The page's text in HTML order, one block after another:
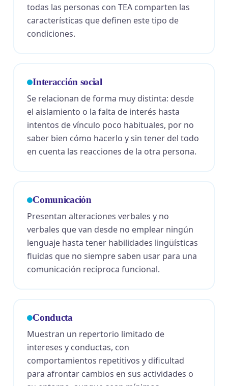
todas las personas con TEA comparten las
características que definen este tipo de
condiciones.
Interacción social
Se relacionan de forma muy distinta: desde
el aislamiento o la falta de interés hasta
intentos de vínculo poco habituales, por no
saber bien cómo hacerlo y sin tener del todo
en cuenta las reacciones de la otra persona.
Comunicación
Presentan alteraciones verbales y no
verbales que van desde no emplear ningún
lenguaje hasta tener habilidades lingüísticas
fluidas que no siempre saben usar para una
comunicación recíproca funcional.
Conducta
Muestran un repertorio limitado de
intereses y conductas, con
comportamientos repetitivos y dificultad
para afrontar cambios en sus actividades o